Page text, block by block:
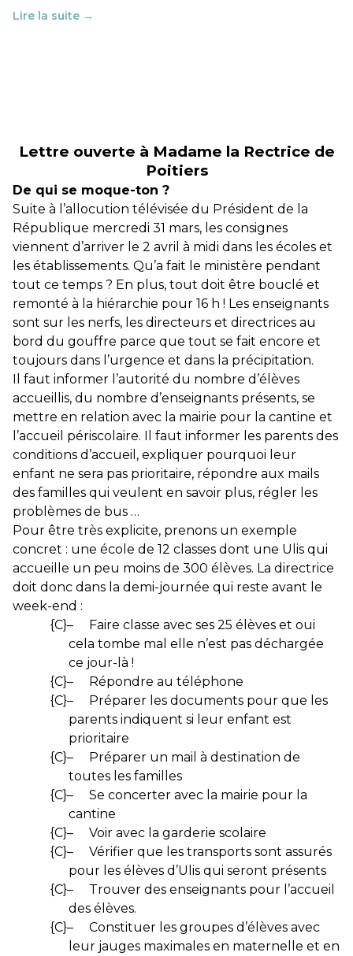
Lire la suite →
Lettre ouverte à Madame la Rectrice de
Poitiers
De qui se moque-ton ?
Suite à l’allocution télévisée du Président de la
République mercredi 31 mars, les consignes
viennent d’arriver le 2 avril à midi dans les écoles et
les établissements. Qu’a fait le ministère pendant
tout ce temps ? En plus, tout doit être bouclé et
remonté à la hiérarchie pour 16 h ! Les enseignants
sont sur les nerfs, les directeurs et directrices au
bord du gouffre parce que tout se fait encore et
toujours dans l’urgence et dans la précipitation.
Il faut informer l’autorité du nombre d’élèves
accueillis, du nombre d’enseignants présents, se
mettre en relation avec la mairie pour la cantine et
l’accueil périscolaire. Il faut informer les parents des
conditions d’accueil, expliquer pourquoi leur
enfant ne sera pas prioritaire, répondre aux mails
des familles qui veulent en savoir plus, régler les
problèmes de bus …
Pour être très explicite, prenons un exemple
concret : une école de 12 classes dont une Ulis qui
accueille un peu moins de 300 élèves. La directrice
doit donc dans la demi-journée qui reste avant le
week-end :
{C}–
Faire classe avec ses 25 élèves et oui
cela tombe mal elle n’est pas déchargée
ce jour-là !
{C}–
Répondre au téléphone
{C}–
Préparer les documents pour que les
parents indiquent si leur enfant est
prioritaire
{C}–
Préparer un mail à destination de
toutes les familles
{C}–
Se concerter avec la mairie pour la
cantine
{C}–
Voir avec la garderie scolaire
{C}–
Vérifier que les transports sont assurés
pour les élèves d’Ulis qui seront présents
{C}–
Trouver des enseignants pour l’accueil
des élèves.
{C}–
Constituer les groupes d’élèves avec
leur jauges maximales en maternelle et en